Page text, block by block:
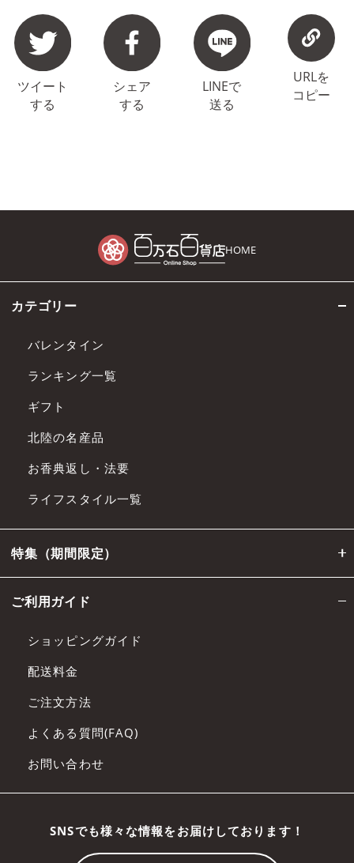
ツイート
する
シェア
する
LINEで
送る
URLを
コピー
HOME
カテゴリー
バレンタイン
ランキング一覧
ギフト
北陸の名産品
お香典返し・法要
ライフスタイル一覧
特集（期間限定）
ご利用ガイド
ショッピングガイド
配送料金
ご注文方法
よくある質問(FAQ)
お問い合わせ
SNSでも様々な情報をお届けしております！